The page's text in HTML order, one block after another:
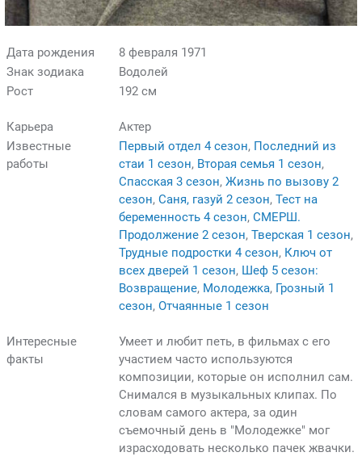
Дата рождения
8 февраля 1971
Знак зодиака
Водолей
Рост
192 см
Карьера
Актер
Известные
работы
Первый отдел 4 сезон, Последний из
стаи 1 сезон, Вторая семья 1 сезон,
Спасская 3 сезон, Жизнь по вызову 2
сезон, Саня, газуй 2 сезон, Тест на
беременность 4 сезон, СМЕРШ.
Продолжение 2 сезон, Тверская 1 сезон,
Трудные подростки 4 сезон, Ключ от
всех дверей 1 сезон, Шеф 5 сезон:
Возвращение, Молодежка, Грозный 1
сезон, Отчаянные 1 сезон
Интересные
факты
Умеет и любит петь, в фильмах с его
участием часто используются
композиции, которые он исполнил сам.
Снимался в музыкальных клипах. По
словам самого актера, за один
съемочный день в "Молодежке" мог
израсходовать несколько пачек жвачки.